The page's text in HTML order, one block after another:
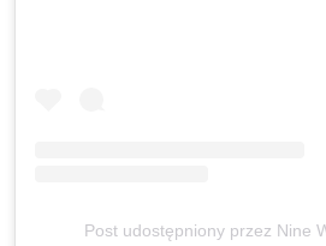
Post udostępniony przez Nine